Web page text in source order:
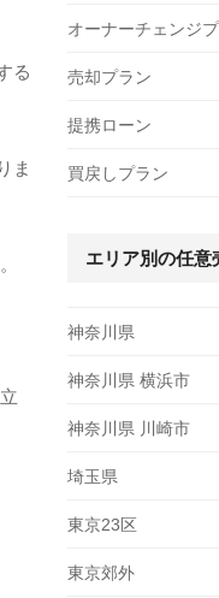
る
ま
オーナーチェンジ
売却プラン
提携ローン
買戻しプラン
エリア別の任意
神奈川県
神奈川県 横浜市
神奈川県 川崎市
埼玉県
東京23区
東京郊外